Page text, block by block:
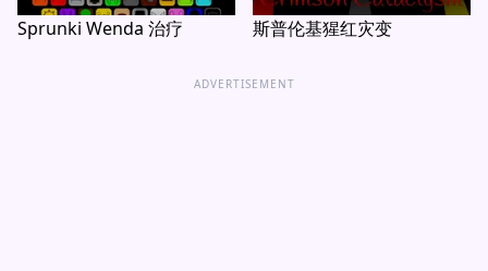
Sprunki Wenda 治疗 斯普伦基猩红灾变
ADVERTISEMENT